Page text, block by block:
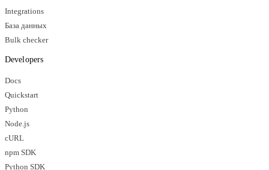
Integrations
База данных
Bulk checker
Developers
Docs
Quickstart
Python
Node.js
cURL
npm SDK
Python SDK